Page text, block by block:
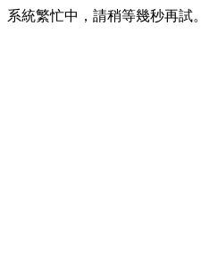
系統繁忙中，請稍等幾秒再試。